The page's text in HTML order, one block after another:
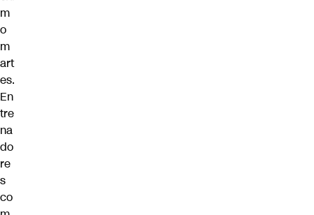
m
o
m
art
es.
En
tre
na
do
re
s
co